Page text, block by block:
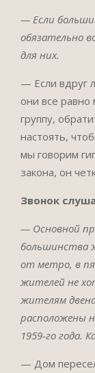
— Если
обязательно
для них.
— Если вдруг
они все равно
группу,
настоять,
мы говорим
закона, он
Звонок
— Основной
большинства
от метро, в
жителей не
жителям
расположены
1959-го года.
— Дом